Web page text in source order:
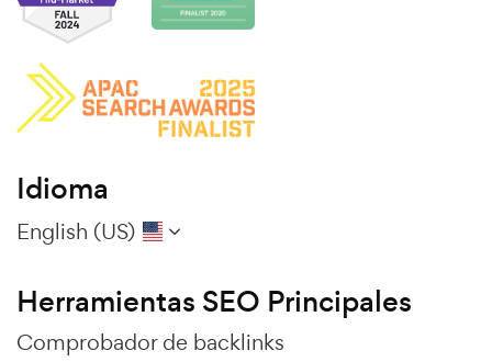
Idioma
English (US)
Herramientas SEO Principales
Comprobador de backlinks